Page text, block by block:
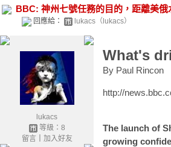
BBC: 神州七號任務的目的，距離美俄
回應給： lukacs（lukacs）
lukacs
等級：8
留言｜ 加入好友
What's
By Paul Rincon
http://
The launch of
growing